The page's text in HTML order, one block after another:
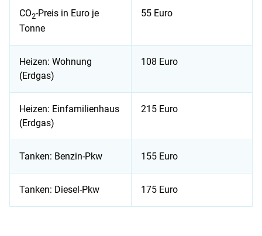
CO2-Preis in Euro je
Tonne
55 Euro
Heizen: Wohnung
(Erdgas)
108 Euro
Heizen: Ein­familien­haus
(Erdgas)
215 Euro
Tanken: Benzin-Pkw 155 Euro
Tanken: Diesel-Pkw 175 Euro